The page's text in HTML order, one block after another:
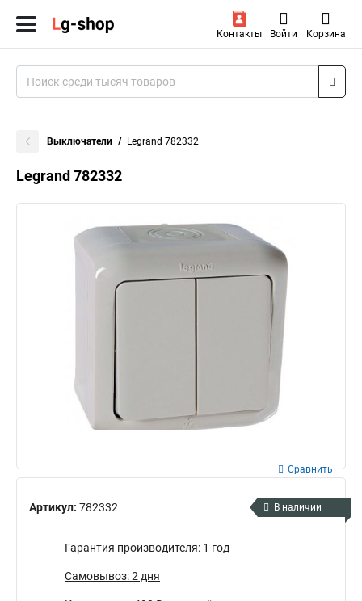
Контакты Войти Корзина
Выключатели Legrand 782332
Legrand 782332
Артикул: 782332
Сравнить
В наличии
Гарантия производителя: 1 год
Самовывоз: 2 дня